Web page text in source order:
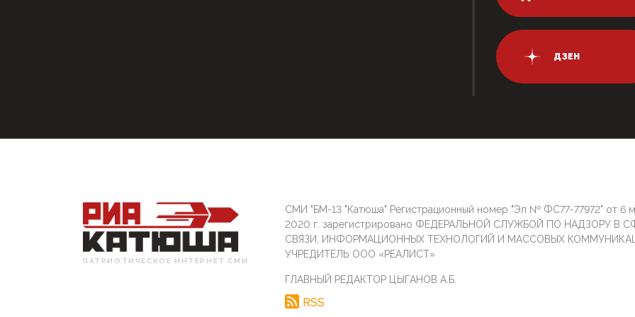
ДЗЕН
ПАТРИОТИЧЕСКОЕ ИНТЕРНЕТ СМИ
СМИ "БМ-13 "Катюша" Регистрационный номер "Эл № ФС77-77972" от 6
2020 г. зарегистрировано ФЕДЕРАЛЬНОЙ СЛУЖБОЙ ПО НАДЗОРУ В
СВЯЗИ, ИНФОРМАЦИОННЫХ ТЕХНОЛОГИЙ И МАССОВЫХ
УЧРЕДИТЕЛЬ ООО «РЕАЛИСТ»
ГЛАВНЫЙ РЕДАКТОР ЦЫГАНОВ А.Б.
RSS